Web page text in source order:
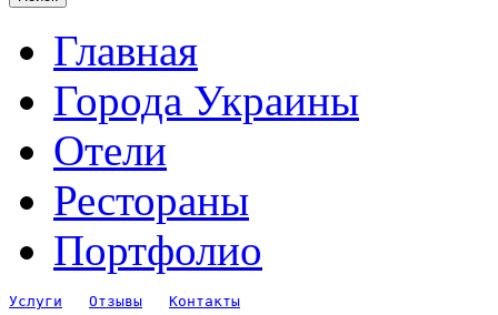
Главная
Города Украины
Отели
Рестораны
Портфолио
Услуги Отзывы Контакты